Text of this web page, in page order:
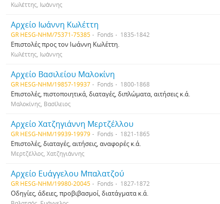
Κωλέττης, Ιωάννης
Αρχείο Ιωάννη Κωλέττη
GR HESG-NHM/75371-75385 Fonds 1835-1842
Επιστολές προς τον Ιωάννη Κωλέττη.
Κωλέττης, Ιωάννης
Αρχείο Βασιλείου Μαλοκίνη
GR HESG-NHM/19857-19937 Fonds 1800-1868
Επιστολές, πιστοποιητικά, διαταγές, διπλώματα, αιτήσεις κ.ά.
Μαλοκίνης, Βασίλειος
Αρχείο Χατζηγιάννη Μερτζέλλου
GR HESG-NHM/19939-19979 Fonds 1821-1865
Επιστολές, διαταγές, αιτήσεις, αναφορές κ.ά.
Μερτζέλλος, Χατζηγιάννης
Αρχείο Ευάγγελου Μπαλατζού
GR HESG-NHM/19980-20045 Fonds 1827-1872
Οδηγίες, άδειες, προβιβασμοί, διατάγματα κ.ά.